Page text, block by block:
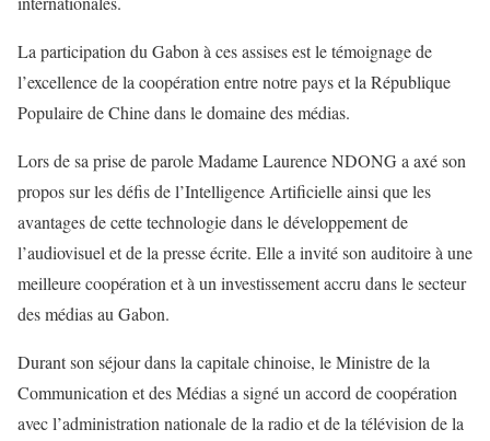
La participation du Gabon à ces assises est le témoignage de
l’excellence de la coopération entre notre pays et la République
Populaire de Chine dans le domaine des médias.
Lors de sa prise de parole Madame Laurence NDONG a axé son
propos sur les défis de l’Intelligence Artificielle ainsi que les
avantages de cette technologie dans le développement de
l’audiovisuel et de la presse écrite. Elle a invité son auditoire à une
meilleure coopération et à un investissement accru dans le secteur
des médias au Gabon.
Durant son séjour dans la capitale chinoise, le Ministre de la
Communication et des Médias a signé un accord de coopération
avec l’administration nationale de la radio et de la télévision de la